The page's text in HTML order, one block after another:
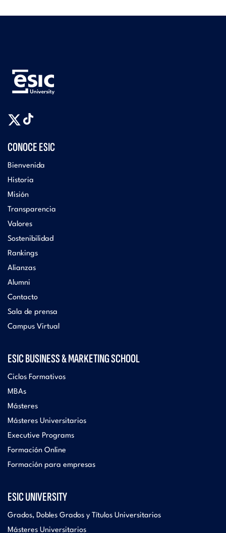
CONOCE ESIC
Bienvenida
Historia
Misión
Transparencia
Valores
Sostenibilidad
Rankings
Alianzas
Alumni
Contacto
Sala de prensa
Campus Virtual
ESIC BUSINESS & MARKETING SCHOOL
Ciclos Formativos
MBAs
Másteres
Másteres Universitarios
Executive Programs
Formación Online
Formación para empresas
ESIC UNIVERSITY
Grados, Dobles Grados y Títulos Universitarios
Másteres Universitarios